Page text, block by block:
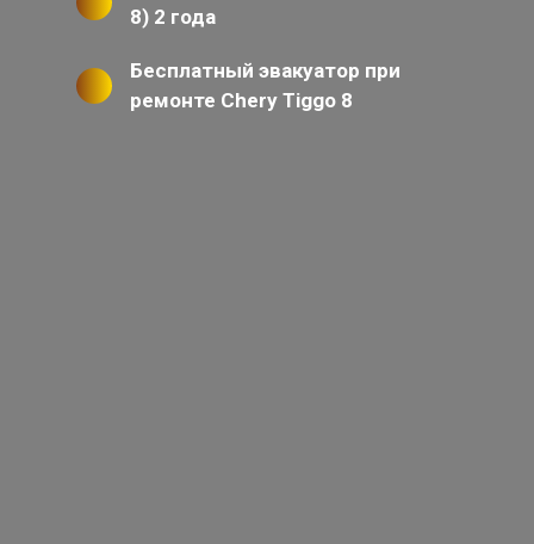
8) 2 года
Бесплатный эвакуатор при
ремонте Chery Tiggo 8